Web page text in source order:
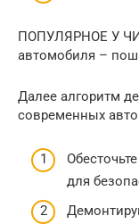
ПОПУЛЯРНОЕ У
автомобиля –
Далее алгоритм
современных
для